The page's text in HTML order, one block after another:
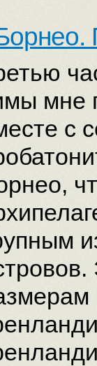
мне
с